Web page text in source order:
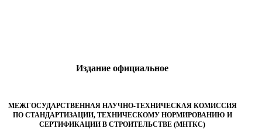
Издание официальное
МЕЖГОСУДАРСТВЕННАЯ НАУЧНО-ТЕХНИЧЕСКАЯ КОМИССИЯ
ПО СТАНДАРТИЗАЦИИ, ТЕХНИЧЕСКОМУ НОРМИРОВАНИЮ И
СЕРТИФИКАЦИИ В СТРОИТЕЛЬСТВЕ (МНТКС)